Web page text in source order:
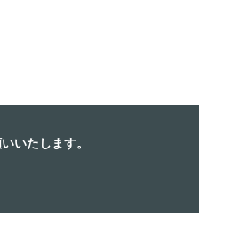
いたします。